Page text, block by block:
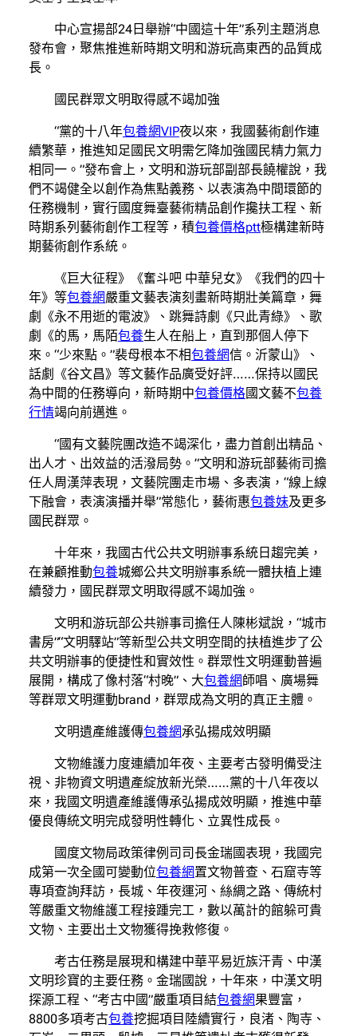
中心宣揚部24日舉辦“中國這十年”系列主題消息
發布會，聚焦推進新時期文明和游玩高東西的品質成
長。
國民群眾文明取得感不竭加強
“黨的十八年包養網VIP夜以來，我國藝術創作連
續繁華，推進知足國民文明需乞降加強國民精力氣力
相同一。”發布會上，文明和游玩部副部長饒權說，我
們不竭健全以創作為焦點義務、以表演為中間環節的
任務機制，實行國度舞臺藝術精品創作攙扶工程、新
時期系列藝術創作工程等，積包養價格ptt極構建新時
期藝術創作系統。
《巨大征程》《奮斗吧 中華兒女》《我們的四十
年》等包養網嚴重文藝表演刻畫新時期壯美篇章，舞
劇《永不用逝的電波》、跳舞詩劇《只此青綠》、歌
劇《的馬，馬陌包養生人在船上，直到那個人停下
來。“少來點。”裴母根本不相包養網信。沂蒙山》、
話劇《谷文昌》等文藝作品廣受好評……保持以國民
為中間的任務導向，新時期中包養價格國文藝不包養
行情竭向前邁進。
“國有文藝院團改造不竭深化，盡力首創出精品、
出人才、出效益的活潑局勢。”文明和游玩部藝術司擔
任人周漢萍表現，文藝院團走市場、多表演，“線上線
下融會，表演演播并舉”常態化，藝術惠包養妹及更多
國民群眾。
十年來，我國古代公共文明辦事系統日趨完美，
在兼顧推動包養城鄉公共文明辦事系統一體扶植上連
續發力，國民群眾文明取得感不竭加強。
文明和游玩部公共辦事司擔任人陳彬斌說，“城市
書房”“文明驛站”等新型公共文明空間的扶植進步了公
共文明辦事的便捷性和實效性。群眾性文明運動普遍
展開，構成了像村落“村晚”、大包養網師唱、廣場舞
等群眾文明運動brand，群眾成為文明的真正主體。
文明遺產維護傳包養網承弘揚成效明顯
文物維護力度連續加年夜、主要考古發明備受注
視、非物資文明遺產綻放新光榮……黨的十八年夜以
來，我國文明遺產維護傳承弘揚成效明顯，推進中華
優良傳統文明完成發明性轉化、立異性成長。
國度文物局政策律例司司長金瑞國表現，我國完
成第一次全國可變動位包養網置文物普查、石窟寺等
專項查詢拜訪，長城、年夜運河、絲綢之路、傳統村
等嚴重文物維護工程接踵完工，數以萬計的館躲可貴
文物、主要出土文物獲得挽救修復。
考古任務是展現和構建中華平易近族汗青、中漢
文明珍寶的主要任務。金瑞國說，十年來，中漢文明
探源工程、“考古中國”嚴重項目結包養網果豐富，
8800多項考古包養挖掘項目陸續實行，良渚、陶寺、